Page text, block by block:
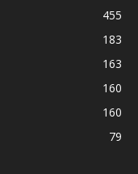
455
183
163
160
160
79